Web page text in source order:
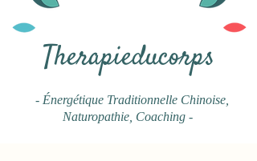
Therapieducorps
- Énergétique Traditionnelle Chinoise
Naturopathie, Coaching -